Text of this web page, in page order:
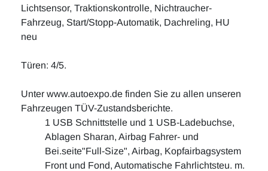
Lichtsensor, Traktionskontrolle, Nichtraucher-
Fahrzeug, Start/Stopp-Automatik, Dachreling, HU
neu
Türen: 4/5.
Unter www.autoexpo.de finden Sie zu allen unseren
Fahrzeugen TÜV-Zustandsberichte.
1 USB Schnittstelle und 1 USB-Ladebuchse,
Ablagen Sharan, Airbag Fahrer- und
Bei.seite"Full-Size", Airbag, Kopfairbagsystem
Front und Fond, Automatische Fahrlichtsteu. m.